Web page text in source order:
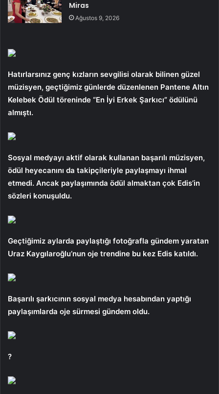
Miras
Ağustos 9, 2026
Hatırlarsınız genç kızların sevgilisi olarak bilinen güzel
müzisyen, geçtiğimiz günlerde düzenlenen Pantene Altın
Kelebek Ödül töreninde “En İyi Erkek Şarkıcı” ödülünü
almıştı.
Sosyal medyayı aktif olarak kullanan başarılı müzisyen,
ödül heyecanını da takipçileriyle paylaşmayı ihmal
etmedi. Ancak paylaşımında ödül almaktan çok Edis’in
sözleri konuşuldu.
Geçtiğimiz aylarda paylaştığı fotoğrafla gündem yaratan
Uraz Kaygılaroğlu’nun oje trendine bu kez Edis katıldı.
Başarılı şarkıcının sosyal medya hesabından yaptığı
paylaşımlarda oje sürmesi gündem oldu.
?